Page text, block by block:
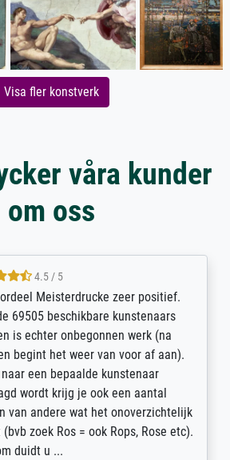
Visa fler konstverk
våra kunder
om oss
4.5 / 5
Meisterdrucke zeer positief.
beschikbare kunstenaars
onbegonnen werk (na
het weer van voor af aan).
bepaalde kunstenaar
krijg je ook een aantal
andere wat het onoverzichtelijk
Ros = ook Rops, Rose etc).
u ...